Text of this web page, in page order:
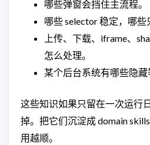
哪些弹窗会挡住主流程。
哪些 selector 稳定，哪些
上传、下载、iframe、
怎么处理。
某个后台系统有哪些隐藏
这些知识如果只留在一次运行
掉。把它们沉淀成 domain
用越顺。